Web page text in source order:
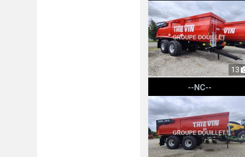
13
--NC--
Thievin CORTAL 210-72